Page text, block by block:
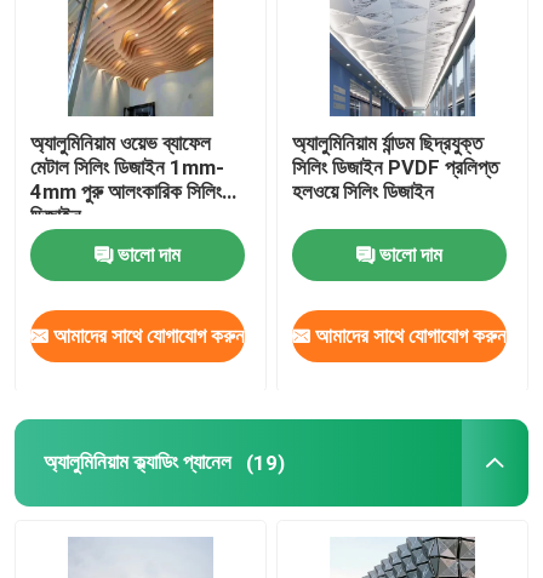
অ্যালুমিনিয়াম ওয়েভ ব্যাফেল
মেটাল সিলিং ডিজাইন 1mm-
4mm পুরু আলংকারিক সিলিং
ডিজাইন
ভালো দাম
আমাদের সাথে যোগাযোগ করুন
অ্যালুমিনিয়াম র্যান্ডম ছিদ্রযুক্ত
সিলিং ডিজাইন PVDF প্রলিপ্ত
হলওয়ে সিলিং ডিজাইন
ভালো দাম
আমাদের সাথে যোগাযোগ করুন
অ্যালুমিনিয়াম ক্ল্যাডিং প্যানেল (19)